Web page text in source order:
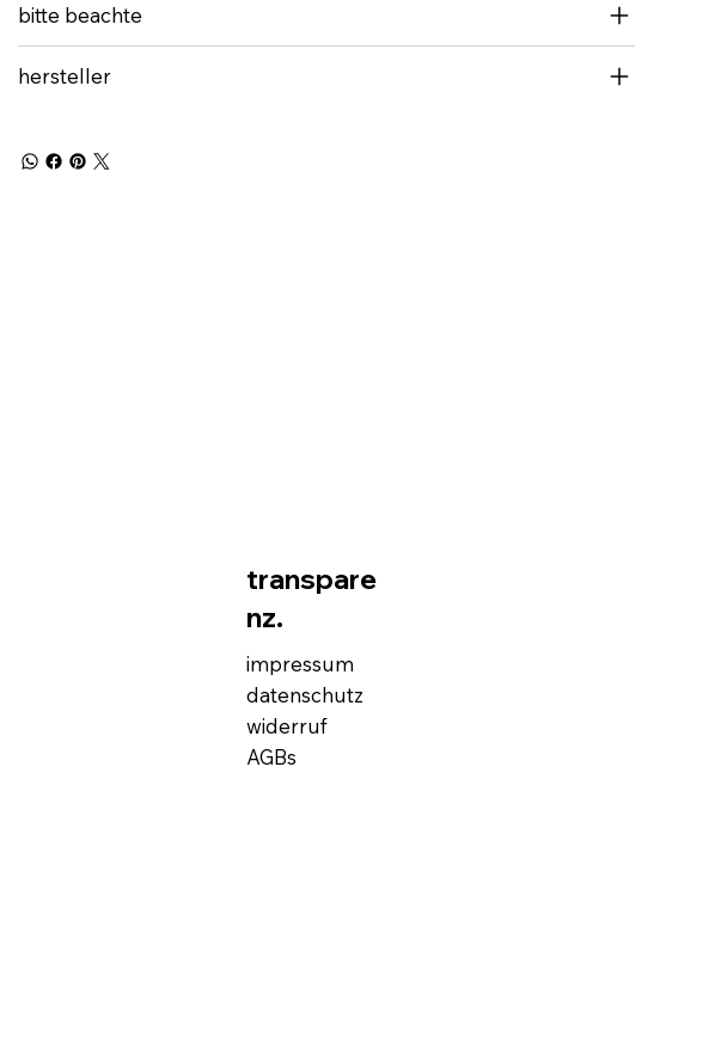
bitte beachte
hersteller
transpare
nz.
impressum
datenschutz
widerruf
AGBs